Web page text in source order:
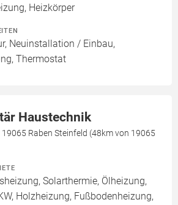
Heizkörper
Neuinstallation / Einbau,
Thermostat
Haustechnik
19065 Raben Steinfeld (48km von 19065
Solarthermie, Ölheizung,
Holzheizung, Fußbodenheizung,